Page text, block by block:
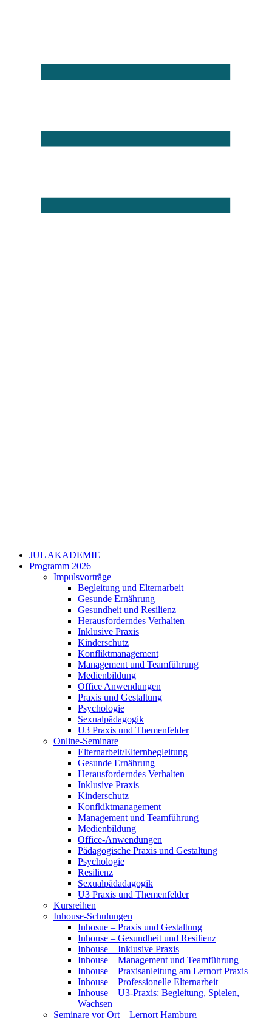
JUL AKADEMIE
Programm 2026
Impulsvorträge
Begleitung und Elternarbeit
Gesunde Ernährung
Gesundheit und Resilienz
Herausforderndes Verhalten
Inklusive Praxis
Kinderschutz
Konfliktmanagement
Management und Teamführung
Medienbildung
Office Anwendungen
Praxis und Gestaltung
Psychologie
Sexualpädagogik
U3 Praxis und Themenfelder
Online-Seminare
Elternarbeit/Elternbegleitung
Gesunde Ernährung
Herausforderndes Verhalten
Inklusive Praxis
Kinderschutz
Konfkiktmanagement
Management und Teamführung
Medienbildung
Office-Anwendungen
Pädagogische Praxis und Gestaltung
Psychologie
Resilienz
Sexualpädadagogik
U3 Praxis und Themenfelder
Kursreihen
Inhouse-Schulungen
Inhosue – Praxis und Gestaltung
Inhouse – Gesundheit und Resilienz
Inhouse – Inklusive Praxis
Inhouse – Management und Teamführung
Inhouse – Praxisanleitung am Lernort Praxis
Inhouse – Professionelle Elternarbeit
Inhouse – U3-Praxis: Begleitung, Spielen,
Wachsen
Seminare vor Ort – Lernort Hamburg